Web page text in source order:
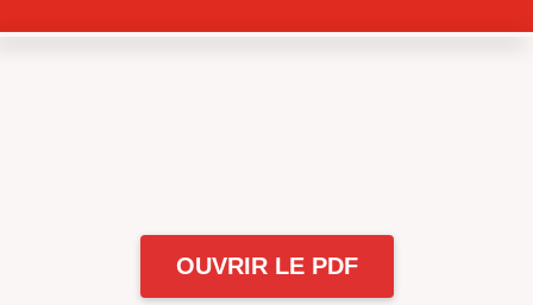
OUVRIR LE PDF